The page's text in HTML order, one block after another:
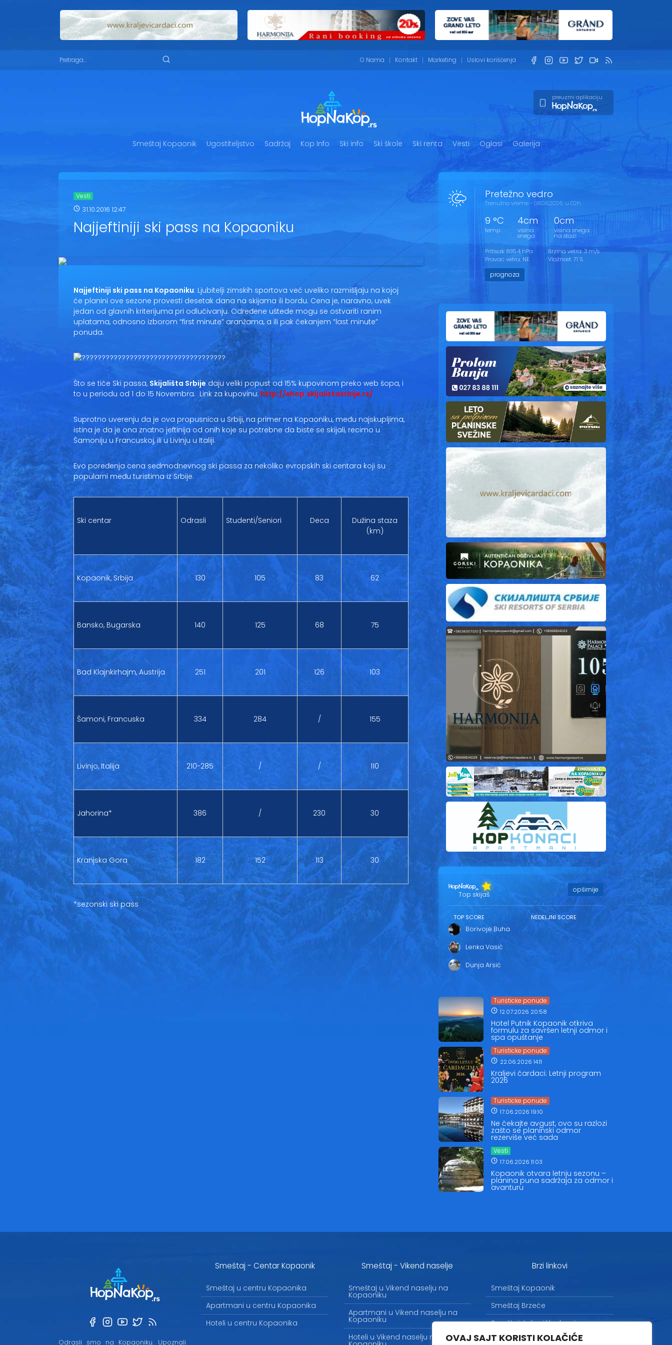
OVAJ SAJT KORISTI KOLAČIĆE
O Nama Kontakt Marketing Uslovi korišćenja
preuzmi aplikaciju
Smeštaj Kopaonik Ugostiteljstvo Sadržaj Kop Info Ski info Ski škole Ski renta Vesti Oglasi Galerija
Vesti
31.10.2016 12:47
Najjeftiniji ski pass na Kopaoniku
Najjeftiniji ski pass na Kopaoniku: Ljubitelji zimskih sportova već uveliko razmišljaju na kojoj
će planini ove sezone provesti desetak dana na skijama ili bordu. Cena je, naravno, uvek
jedan od glavnih kriterijuma pri odlučivanju. Određene uštede mogu se ostvariti ranim
uplatama, odnosno izborom “first minute” aranžama, a ili pak čekanjem “last minute”
ponuda.
Što se tiče Ski passa, Skijališta Srbije daju veliki popust od 15% kupovinom preko web šopa, i
to u periodu od 1 do 15 Novembra. Link za kupovinu:http://shop.skijalistasrbije.rs/
Suprotno uverenju da je ova propusnica u Srbiji, na primer na Kopaoniku, među najskupljima,
istina je da je ona znatno jeftinija od onih koje su potrebne da biste se skijali, recimo u
Šamoniju u Francuskoj, ili u Livinju u Italiji.
Evo poređenja cena sedmodnevnog ski passa za nekoliko evropskih ski centara koji su
popularni među turistima iz Srbije.
Ski centar Odrasli Studenti/Seniori Deca
Dužina staza
(km)
Kopaonik, Srbija 130 105 83 62
Bansko, Bugarska 140 125 68 75
Bad Klajnkirhajm, Austrija 251 201 126 103
Šamoni, Francuska 334 284 / 155
Livinjo, Italija 210-285 / / 110
Jahorina* 386 / 230 30
Kranjska Gora 182 152 113 30
*sezonski ski pass
Pretežno vedro
Trenutno vreme - 08.06.2026. u 02h
9 °C
temp.
4cm
visina
snega
0cm
visina snega
na stazi
Pritisak: 835.4 hPa
Pravac vetra: NE
Brzina vetra: 3 m/s
Vlažnost: 71 %
prognoza
Top skijaš
opširnije
TOP SCORE
Borivoje Buha
Lenka Vasić
Dunja Arsić
NEDELJNI SCORE
Turisticke ponude
12.07.2026 20:58
Hotel Putnik Kopaonik otkriva
formulu za savršen letnji odmor i
spa opuštanje
Turisticke ponude
22.06.2026 14:11
Kraljevi čardaci: Letnji program
2026
Turisticke ponude
17.06.2026 19:10
Ne čekajte avgust, ovo su razlozi
zašto se planinski odmor
rezerviše već sada
Vesti
17.06.2026 11:03
Kopaonik otvara letnju sezonu –
planina puna sadržaja za odmor i
avanturu
Odrasli smo na Kopaoniku. Upoznali
Smeštaj - Centar Kopaonik
Smeštaj u centru Kopaonika
Apartmani u centru Kopaonika
Hoteli u centru Kopaonika
Smeštaj - Vikend naselje
Smeštaj u Vikend naselju na
Kopaoniku
Apartmani u Vikend naselju na
Kopaoniku
Hoteli u Vikend naselju na
Brzi linkovi
Smeštaj Kopaonik
Smeštaj Brzeće
Smeštaj Jošanička banja
Uslovi korišćenja